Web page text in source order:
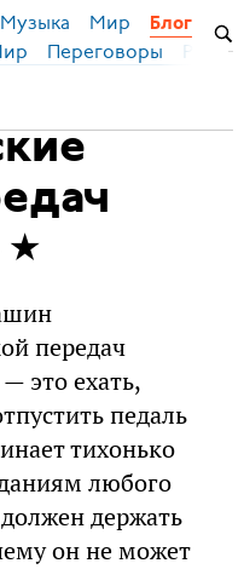
Музыка Мир Блог
Переговоры
передач
это ехать,
педаль
тихонько
любого
держать
он не может